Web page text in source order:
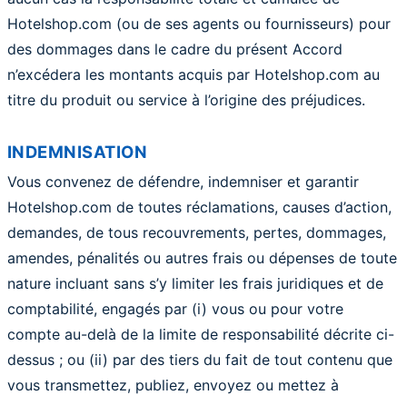
Hotelshop.com (ou de ses agents ou fournisseurs) pour
des dommages dans le cadre du présent Accord
n’excédera les montants acquis par Hotelshop.com au
titre du produit ou service à l’origine des préjudices.
INDEMNISATION
Vous convenez de défendre, indemniser et garantir
Hotelshop.com de toutes réclamations, causes d’action,
demandes, de tous recouvrements, pertes, dommages,
amendes, pénalités ou autres frais ou dépenses de toute
nature incluant sans s’y limiter les frais juridiques et de
comptabilité, engagés par (i) vous ou pour votre
compte au-delà de la limite de responsabilité décrite ci-
dessus ; ou (ii) par des tiers du fait de tout contenu que
vous transmettez, publiez, envoyez ou mettez à